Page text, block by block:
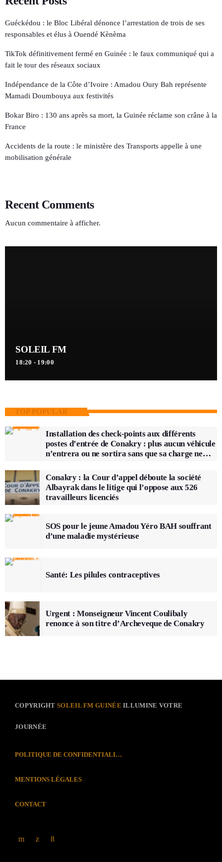
Guéckédou : le Bloc Libéral dénonce l’arrestation de trois de ses
responsables et élus à Ouendé Kènèma
TikTok définitivement fermé en Guinée : le faux communiqué qui a
fait le tour des réseaux sociaux
Indépendance de la Côte d’Ivoire : Amadou Oury Bah représente
Mamadi Doumbouya aux festivités
Bokar Biro : 130 ans après sa mort, la Guinée réclame son crâne à la
France
Accidents de la route : le ministère des Transports appelle à une
mobilisation générale
Recent Comments
Aucun commentaire à afficher.
SOLEIL FM
18:20 - 19:00
TOP POPULAR
Installation des check-points aux différents
postes d’entrée de Conakry : plus aucun véhicule
n’entrera ou ne sortira sans que sa charge ne
Conakry : la Cour d’appel déboute la société
Albayrak dans le litige qui l’oppose aux 526
travailleurs licenciés
SOS pour le jeune Amadou Yéro BAH souffrant
d’une maladie mystérieuse
Santé: Les pilules contraceptives
Urgent : Monseigneur Vincent Coulibaly
renonce à son titre d’Archeveque de Conakry
COPYRIGHTSOLEIL FM GUINÉE ILLUMINE VOTRE
JOURNÉE
POLITIQUE DE CONFIDENTIALITÉ
MENTIONS LÉGALES
CONTACT